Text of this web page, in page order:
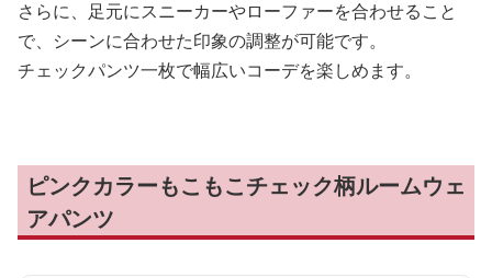
さらに、足元にスニーカーやローファーを合わせること
で、シーンに合わせた印象の調整が可能です。
チェックパンツ一枚で幅広いコーデを楽しめます。
ピンクカラーもこもこチェック柄ルームウェ
アパンツ